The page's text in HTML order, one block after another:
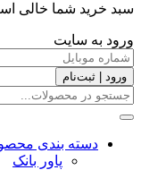
سبد خرید شما خالی
ورود به سایت
ورود | ثبت‌نام
دسته بندی
پاور بانک